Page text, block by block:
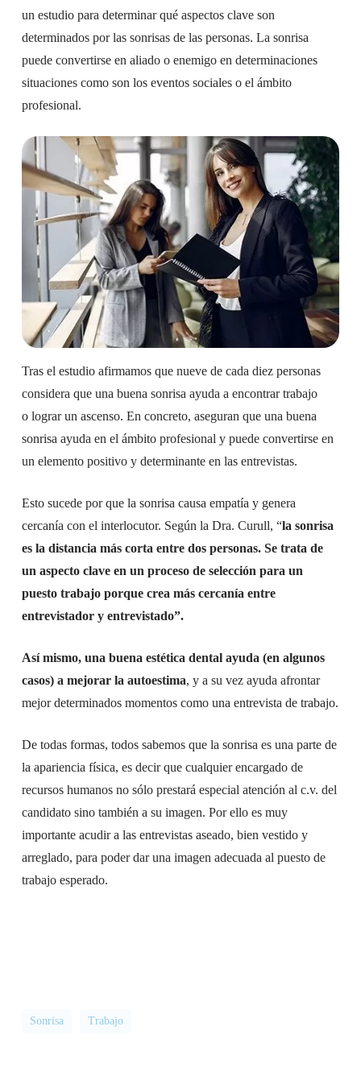
un estudio para determinar qué aspectos clave son
determinados por las sonrisas de las personas. La sonrisa
puede convertirse en aliado o enemigo en determinaciones
situaciones como son los eventos sociales o el ámbito
profesional.
Tras el estudio afirmamos que nueve de cada diez personas
considera que una buena sonrisa ayuda a encontrar trabajo
o lograr un ascenso. En concreto, aseguran que una buena
sonrisa ayuda en el ámbito profesional y puede convertirse en
un elemento positivo y determinante en las entrevistas.
Esto sucede por que la sonrisa causa empatía y genera
cercanía con el interlocutor. Según la Dra. Curull, “la sonrisa
es la distancia más corta entre dos personas. Se trata de
un aspecto clave en un proceso de selección para un
puesto trabajo porque crea más cercanía entre
entrevistador y entrevistado”.
Así mismo, una buena estética dental ayuda (en algunos
casos) a mejorar la autoestima, y a su vez ayuda afrontar
mejor determinados momentos como una entrevista de trabajo.
De todas formas, todos sabemos que la sonrisa es una parte de
la apariencia física, es decir que cualquier encargado de
recursos humanos no sólo prestará especial atención al c.v. del
candidato sino también a su imagen. Por ello es muy
importante acudir a las entrevistas aseado, bien vestido y
arreglado, para poder dar una imagen adecuada al puesto de
trabajo esperado.
Sonrisa Trabajo